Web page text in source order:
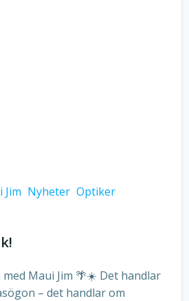
Jim Nyheter Optiker
Maui Jim 🌴☀️ Det handlar
– det handlar om